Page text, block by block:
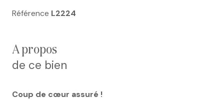
Référence L2224
a propos
de ce bien
Coup de cœur assuré !